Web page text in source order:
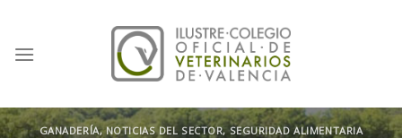
content
GANADERÍA, NOTICIAS DEL SECTOR,SEGURIDAD ALIMENTARIA